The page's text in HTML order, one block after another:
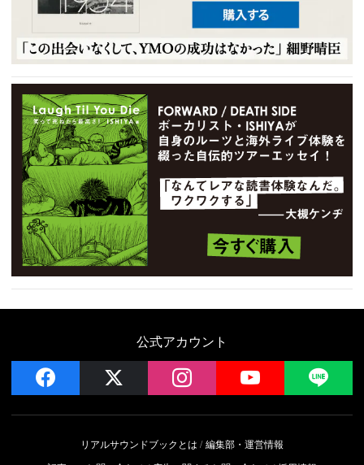
公式アカウント
facebook instagram YouTube
リアルサウンドブックとは
編集部・運営情報